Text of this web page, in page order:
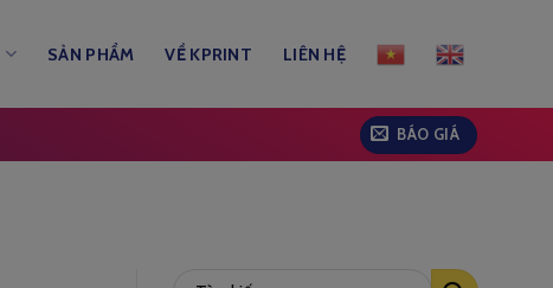
SẢN PHẨM VỀ KPRINT LIÊN HỆ
BÁO GIÁ